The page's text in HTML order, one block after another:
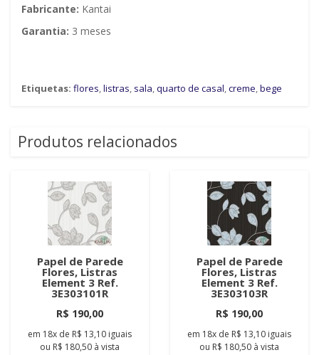
Fabricante: Kantai
Garantia: 3 meses
Etiquetas: flores,listras, sala,quarto de casal,creme,bege
Produtos relacionados
Papel de Parede
Flores, Listras
Element 3 Ref.
3E303101R
R$ 190,00
em 18x de R$ 13,10 iguais
ou R$ 180,50 à vista
Papel de Parede
Flores, Listras
Element 3 Ref.
3E303103R
R$ 190,00
em 18x de R$ 13,10 iguais
ou R$ 180,50 à vista